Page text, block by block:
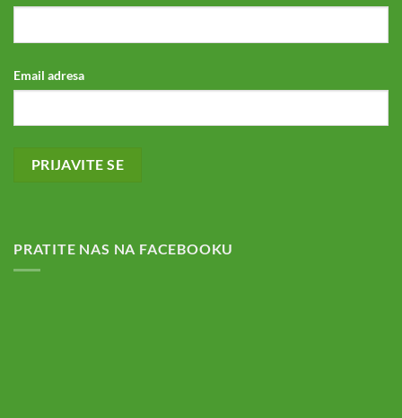
Email adresa
PRATITE NAS NA FACEBOOKU